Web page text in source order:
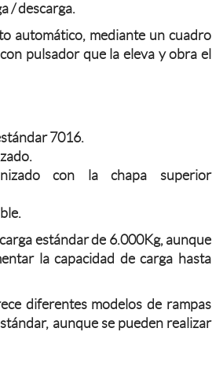
/ descarga.
automático, mediante un cuadro
pulsador que la eleva y obra el
7016.
con la chapa superior
estándar de 6.000Kg, aunque
la capacidad de carga hasta
diferentes modelos de rampas
aunque se pueden realizar